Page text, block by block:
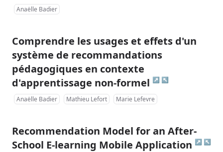
Anaëlle Badier
Comprendre les usages et effets d'un
système de recommandations
pédagogiques en contexte
d'apprentissage non-formel ↗ ↖
Anaëlle Badier Mathieu Lefort Marie Lefevre
Recommendation Model for an After-
School E-learning Mobile Application ↗ ↖